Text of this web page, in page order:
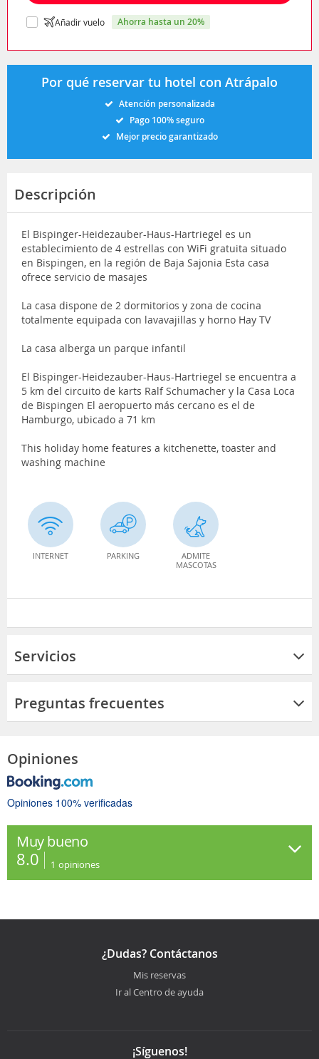
Añadir vuelo ahorra hasta un 20%
Por qué reservar tu hotel con Atrápalo
Atención personalizada
Pago 100% seguro
Mejor precio garantizado
Descripción
El Bispinger-Heidezauber-Haus-Hartriegel es un
establecimiento de 4 estrellas con WiFi gratuita situado
en Bispingen, en la región de Baja Sajonia Esta casa
ofrece servicio de masajes
La casa dispone de 2 dormitorios y zona de cocina
totalmente equipada con lavavajillas y horno Hay TV
La casa alberga un parque infantil
El Bispinger-Heidezauber-Haus-Hartriegel se encuentra a
5 km del circuito de karts Ralf Schumacher y la Casa Loca
de Bispingen El aeropuerto más cercano es el de
Hamburgo, ubicado a 71 km
This holiday home features a kitchenette, toaster and
washing machine
INTERNET PARKING
ADMITE
MASCOTAS
Servicios
Preguntas frecuentes
Opiniones
Opiniones 100% verificadas
Muy bueno
8.0 1 opiniones
¿Dudas? Contáctanos
Mis reservas
Ir al Centro de ayuda
¡Síguenos!